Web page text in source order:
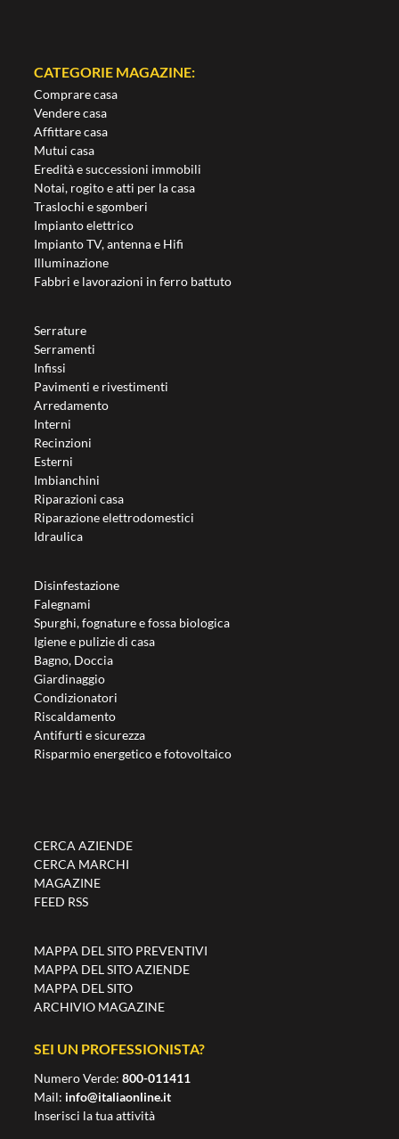
CATEGORIE MAGAZINE:
Comprare casa
Vendere casa
Affittare casa
Mutui casa
Eredità e successioni immobili
Notai, rogito e atti per la casa
Traslochi e sgomberi
Impianto elettrico
Impianto TV, antenna e Hifi
Illuminazione
Fabbri e lavorazioni in ferro battuto
Serrature
Serramenti
Infissi
Pavimenti e rivestimenti
Arredamento
Interni
Recinzioni
Esterni
Imbianchini
Riparazioni casa
Riparazione elettrodomestici
Idraulica
Disinfestazione
Falegnami
Spurghi, fognature e fossa biologica
Igiene e pulizie di casa
Bagno, Doccia
Giardinaggio
Condizionatori
Riscaldamento
Antifurti e sicurezza
Risparmio energetico e fotovoltaico
CERCA AZIENDE
CERCA MARCHI
MAGAZINE
FEED RSS
MAPPA DEL SITO PREVENTIVI
MAPPA DEL SITO AZIENDE
MAPPA DEL SITO
ARCHIVIO MAGAZINE
SEI UN PROFESSIONISTA?
Numero Verde:800-011411
Mail: info@italiaonline.it
Inserisci la tua attività